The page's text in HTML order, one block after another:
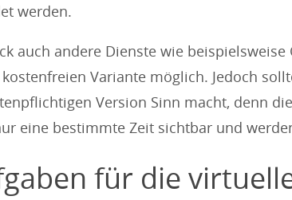
werden.
auch andere Dienste wie
Variante möglich. Jedoch
Version Sinn macht, denn
eine bestimmte Zeit sichtbar und
für die